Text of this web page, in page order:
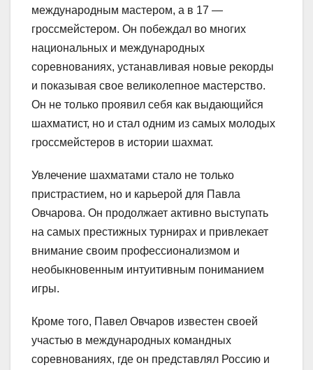
международным мастером, а в 17 —
гроссмейстером. Он побеждал во многих
национальных и международных
соревнованиях, устанавливая новые рекорды
и показывая свое великолепное мастерство.
Он не только проявил себя как выдающийся
шахматист, но и стал одним из самых молодых
гроссмейстеров в истории шахмат.
Увлечение шахматами стало не только
пристрастием, но и карьерой для Павла
Овчарова. Он продолжает активно выступать
на самых престижных турнирах и привлекает
внимание своим профессионализмом и
необыкновенным интуитивным пониманием
игры.
Кроме того, Павел Овчаров известен своей
участью в международных командных
соревнованиях, где он представлял Россию и